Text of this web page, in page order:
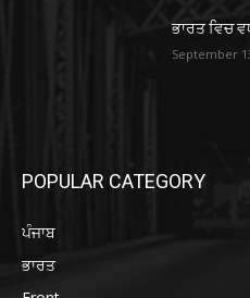
ਭਾਰਤ ਵਿਚ
September
POPULAR CATEGORY
ਪੰਜਾਬ
ਭਾਰਤ